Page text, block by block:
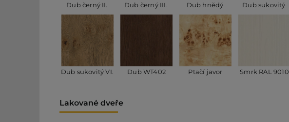
Dub černý II. Dub černý III. Dub hnědý Dub sukovitý
Dub sukovitý VI. Dub WT402 Ptačí javor Smrk RAL 9010
Lakované dveře